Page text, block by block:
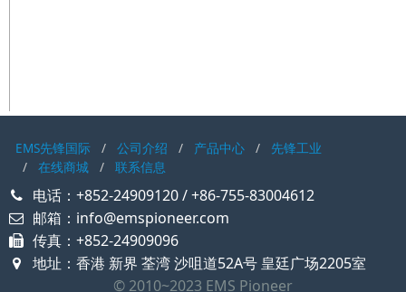
EMS先锋国际 公司介绍 产品中心
先锋工业
在线商城
联系信息
电话：+852-24909120 / +86-755-83004612
邮箱：info@emspioneer.com
传真：+852-24909096
地址：香港 新界 荃湾 沙咀道52A号 皇廷广场2205室
© 2010~2023 EMS Pioneer